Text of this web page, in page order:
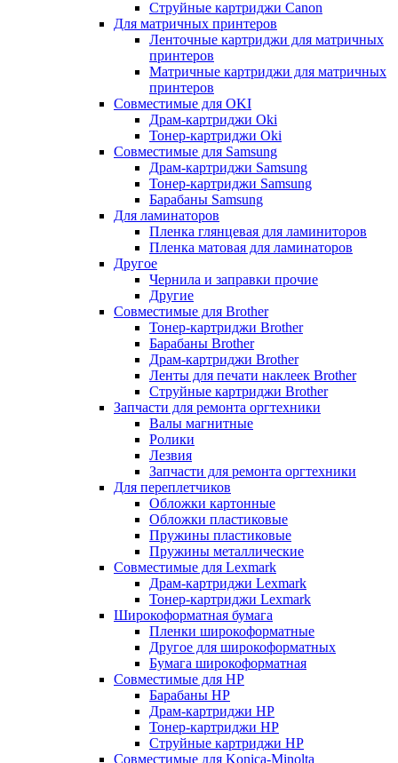
Струйные картриджи Canon
Для матричных принтеров
Ленточные картриджи для матричных
принтеров
Матричные картриджи для матричных
принтеров
Совместимые для OKI
Драм-картриджи Oki
Тонер-картриджи Oki
Совместимые для Samsung
Драм-картриджи Samsung
Тонер-картриджи Samsung
Барабаны Samsung
Для ламинаторов
Пленка глянцевая для ламиниторов
Пленка матовая для ламинаторов
Другое
Чернила и заправки прочие
Другие
Совместимые для Brother
Тонер-картриджи Brother
Барабаны Brother
Драм-картриджи Brother
Ленты для печати наклеек Brother
Струйные картриджи Brother
Запчасти для ремонта оргтехники
Валы магнитные
Ролики
Лезвия
Запчасти для ремонта оргтехники
Для переплетчиков
Обложки картонные
Обложки пластиковые
Пружины пластиковые
Пружины металлические
Совместимые для Lexmark
Драм-картриджи Lexmark
Тонер-картриджи Lexmark
Широкоформатная бумага
Пленки широкоформатные
Другое для широкоформатных
Бумага широкоформатная
Совместимые для HP
Барабаны HP
Драм-картриджи HP
Тонер-картриджи HP
Струйные картриджи HP
Совместимые для Konica-Minolta